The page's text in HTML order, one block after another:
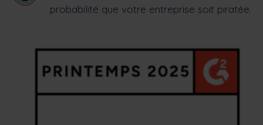
probabilité que votre entreprise soit piratée.